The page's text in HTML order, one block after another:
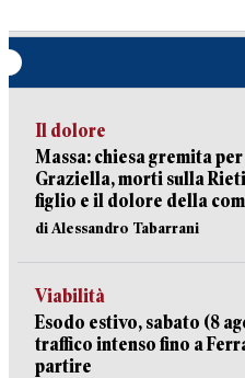
Il dolore
Massa: chiesa gremita
Graziella, morti sulla
figlio e il dolore della
di Alessandro Tabarrani
Viabilità
Esodo estivo, sabato (8
traffico intenso fino a
partire